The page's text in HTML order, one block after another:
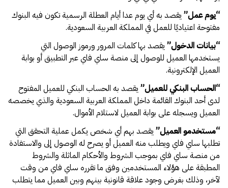
“يوم عمل” يقصد به أي يوم عدا أيام العطلة الرسمية تكون فيه البنوك
مفتوحة اعتياديًا للعمل في المملكة العربية السعودية.
“بيانات الدخول” يقصد بها كلمات المرور ورموز الوصول التي
يستخدمها العميل للوصول إلى منصة ساي فاي عبر التطبيق أو بوابة
العميل الإلكترونية.
“الحساب البنكي للعميل” يقصد به الحساب البنكي للعميل المفتوح
لدى أحد البنوك القائمة داخل المملكة العربية السعودية والذي يخصصه
العميل ويسجله على بوابة العميل لاستلام الأموال.
“مستخدمو العميل” يقصد بهم أي شخص يكمل عملية التحقق التي
تطلبها ساي فاي ويطلب منه العميل أو يصرح له الوصول إلى والاستفادة
من منصة ساي فاي بموجب الشروط والأحكام الماثلة والشروط
المطبقة على هؤلاء المستخدمين وفق ما تقرره ساي فاي من وقت
لآخر، وذلك بغرض وجود علاقة قانونية بينهم وبين العميل مما يتطلب